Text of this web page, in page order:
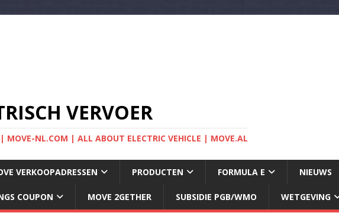
VERVOER
| MOVE-NL.COM | ALL ABOUT ELECTRIC VEHICLE | MOVE.AL
VERKOOPADRESSEN PRODUCTEN FORMULA E NIEUWS
COUPON MOVE 2GETHER SUBSIDIE PGB/WMO WETGEVING